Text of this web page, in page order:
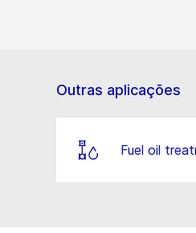
Outras aplicações
Fuel oil